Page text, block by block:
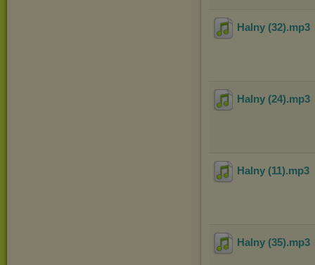
Halny (32).mp3
Halny (24).mp3
Halny (11).mp3
Halny (35).mp3